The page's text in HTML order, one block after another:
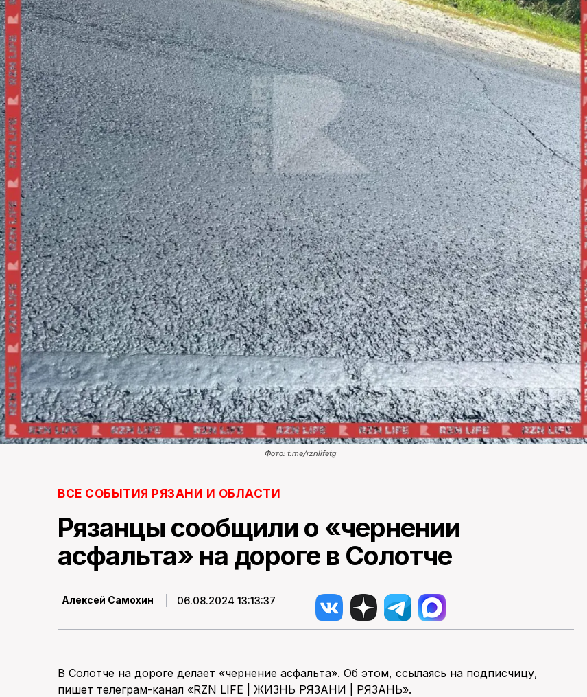
Фото: t.me/rznlifetg
ВСЕ СОБЫТИЯ РЯЗАНИ И ОБЛАСТИ
Рязанцы сообщили о «чернении
асфальта» на дороге в Солотче
Алексей Самохин 06.08.2024 13:13:37
В Солотче на дороге делает «чернение асфальта». Об этом, ссылаясь на подписчицу,
пишет телеграм-канал «RZN LIFE | ЖИЗНЬ РЯЗАНИ | РЯЗАНЬ».